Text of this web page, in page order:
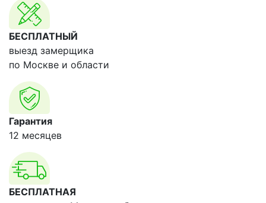
БЕСПЛАТНЫЙ
выезд замерщика
по Москве и области
Гарантия
12 месяцев
БЕСПЛАТНАЯ